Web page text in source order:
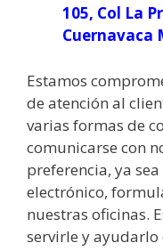
105, Col La
Cuernavaca
Estamos
de atención al
varias formas de
comunicarse con
preferencia, ya
electrónico,
nuestras oficinas.
servirle y ayudarlo